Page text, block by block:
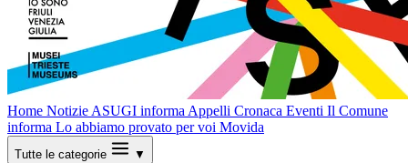
Home Notizie ASUGI informa Appelli Cronaca Eventi Il Comune
informa Lo abbiamo provato per voi Movida
Tutte le categorie ▼